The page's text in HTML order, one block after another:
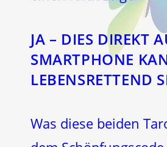
JA – DIES DIREKT
SMARTPHONE
LEBENSRETTEND
Was diese beiden